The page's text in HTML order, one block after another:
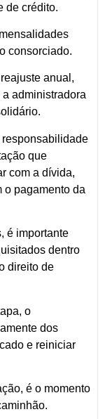
de crédito.
consorciado.
anual,
administradora
responsabilidade
que
com a dívida,
o pagamento da
é importante
dentro
direito de
o
dos
e reiniciar
é o momento